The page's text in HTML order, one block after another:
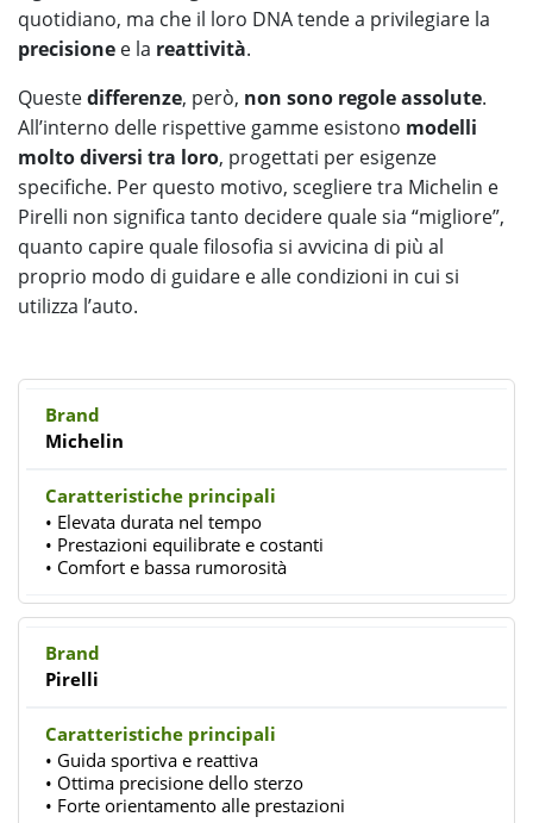
quotidiano, ma che il loro DNA tende a privilegiare la
precisione e la reattività.
Questedifferenze, però, non sono regole assolute.
All’interno delle rispettive gamme esistono modelli
molto diversi tra loro, progettati per esigenze
specifiche. Per questo motivo, scegliere tra Michelin e
Pirelli non significa tanto decidere quale sia “migliore”,
quanto capire quale filosofia si avvicina di più al
proprio modo di guidare e alle condizioni in cui si
utilizza l’auto.
Michelin
• Elevata durata nel tempo
• Prestazioni equilibrate e costanti
• Comfort e bassa rumorosità
Pirelli
• Guida sportiva e reattiva
• Ottima precisione dello sterzo
• Forte orientamento alle prestazioni